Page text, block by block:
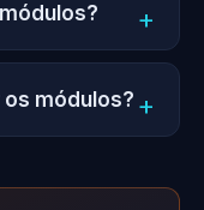
módulos?